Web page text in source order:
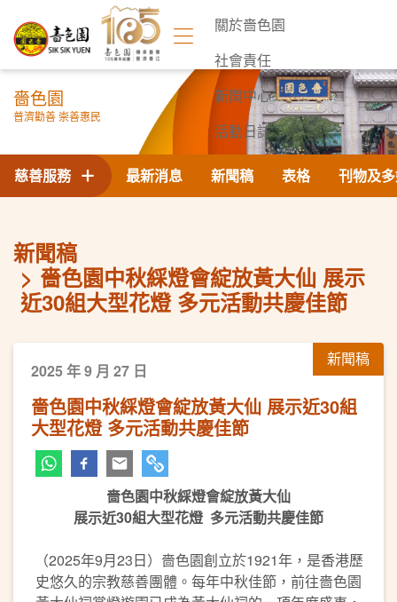
關於嗇色園
社會責任
新聞中心
活動日誌
聯絡我們
嗇色園
普濟勸善 崇善惠民
最新消息 新聞稿 表格 刊物及
慈善服務
新聞稿
嗇色園中秋綵燈會綻放黃大仙 ​展示
近30組大型花燈 多元活動共慶佳節
新聞稿
2025 年 9 月 27 日
嗇色園中秋綵燈會綻放黃大仙 ​展示近30組
大型花燈 多元活動共慶佳節
嗇色園中秋綵燈會綻放黃大仙
展示近30組大型花燈 多元活動共慶佳節
（2025年9月23日）嗇色園創立於1921年，是香港歷
史悠久的宗教慈善團體。每年中秋佳節，前往嗇色園